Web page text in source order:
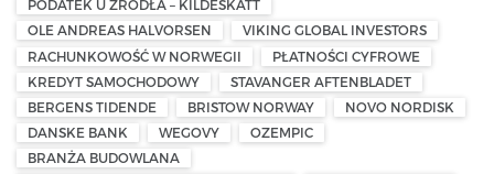
PODATEK U ŹRÓDŁA – KILDESKATT
OLE ANDREAS HALVORSEN
VIKING GLOBAL INVESTORS
RACHUNKOWOŚĆ W NORWEGII
PŁATNOŚCI CYFROWE
KREDYT SAMOCHODOWY
STAVANGER AFTENBLADET
BERGENS TIDENDE
BRISTOW NORWAY
NOVO NORDISK
DANSKE BANK
WEGOVY
OZEMPIC
BRANŻA BUDOWLANA